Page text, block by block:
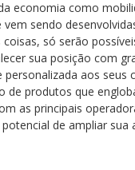
economia como
sendo
só serão
sua posição com
aos seus
produtos que
as principais
de ampliar